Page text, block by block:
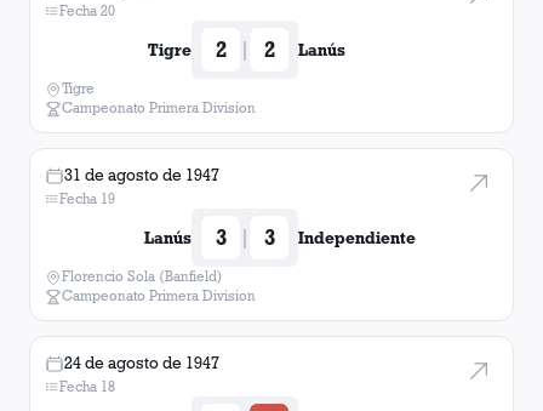
Fecha 20
Tigre 2 | 2 Lanús
Tigre
Campeonato Primera Division
31 de agosto de 1947
Fecha 19
Lanús 3 | 3 Independiente
Florencio Sola (Banfield)
Campeonato Primera Division
24 de agosto de 1947
Fecha 18